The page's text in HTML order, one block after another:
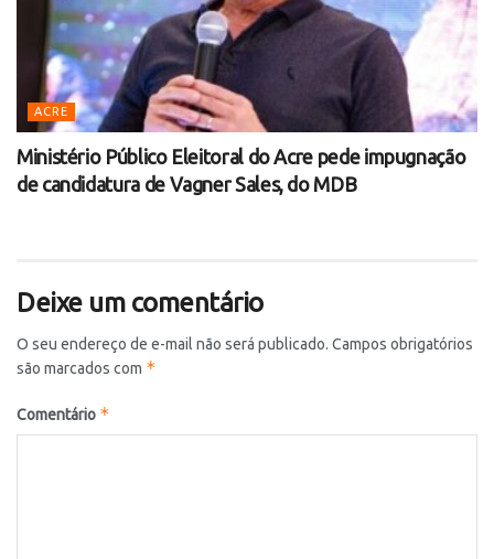
ACRE
Ministério Público Eleitoral do Acre pede impugnação
de candidatura de Vagner Sales, do MDB
Deixe um comentário
O seu endereço de e-mail não será publicado. Campos obrigatórios
são marcados com *
Comentário *